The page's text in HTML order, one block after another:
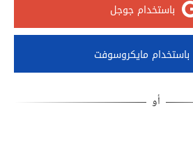
باستخدام جوجل
باستخدام مايكروسوفت